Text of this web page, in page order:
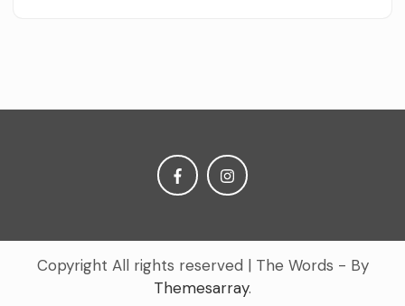
Copyright All rights reserved | The Words - By
Themesarray.